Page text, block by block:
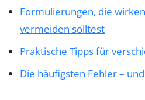
Formulierungen, die
vermeiden solltest
Praktische Tipps für
Die häufigsten Fehler –